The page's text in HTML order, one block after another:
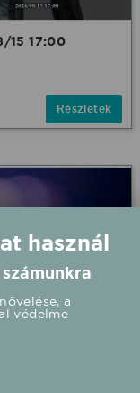
15 17:00
Részletek
használ
a
védelme